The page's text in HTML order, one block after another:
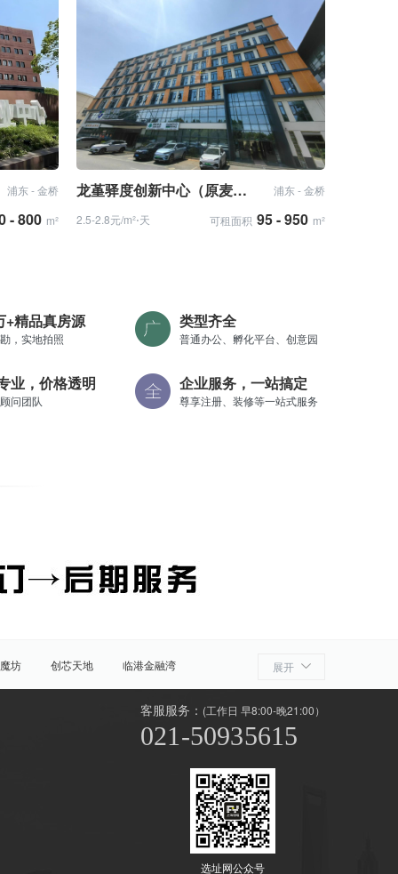
浦东 - 金桥
- 800 m²
龙堇驿度创新中心（原麦腾智慧天地）
浦东 - 金桥
2.5-2.8元/m²⋅天
可租面积 95 - 950 m²
+精品真房源
，实地拍照
类型齐全
普通办公、孵化平台、创意园
业，价格透明
问团队
企业服务，一站搞定
尊享注册、装修等一站式服务
展开
坊 创芯天地 临港金融湾
客服服务： (工作日 早8:00-晚21:00）
021-50935615
选址网公众号